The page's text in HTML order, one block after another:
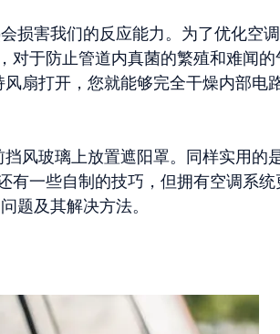
损害我们的反应能力。为了优化空
对于防止管道内真菌的繁殖和难闻的
扇打开，您就能够完全干燥内部电
风玻璃上放置遮阳罩。同样实用的
有一些自制的技巧，但拥有空调系统
题及其解决方法。